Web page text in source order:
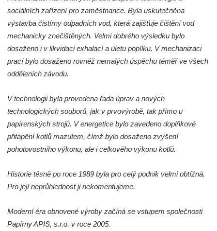
Egermannův dům čp. 100 v Novém Boru
(Pivovar Born)
Bývalá plynárna ve Hřensku
Budova pošty čp. 55 v Novém Boru
Gloriet nad bývalou Střelnicí u České
Torzo střeleckého sloupu pod Jehlou v
České Kamenici
Bývalá Střelnice ve Sládkově ulici v České
Kamenici
České Kamenici
Vila Franze Matzkeho v Máchově ulici v
Bývalý vrchnostenský špitál v České
sociálních zařízení pro zaměstnance. Byla uskutečněna
výstavba čistírny odpadních vod, která zajišťuje čištění vod
mechanicky znečištěných. Velmi dobrého výsledku bylo
dosaženo i v likvidaci exhalací a úletu popílku. V mechanizaci
prací bylo dosaženo rovněž nemalých úspěchu téměř ve všech
odděleních závodu.
V technologii byla provedena řada úprav a nových
technologických souborů, jak v prvovýrobě, tak přímo u
papírenských strojů. V energetice bylo zavedeno doplňkové
přitápění kotlů mazutem, čímž bylo dosaženo zvýšení
pohotovostního výkonu, ale i celkového výkonu kotlů.
Historie těsně po roce 1989 byla pro celý podnik velmi obtížná.
Pro její neprůhlednost ji nekomentujeme.
Moderní éra obnovené výroby začíná se vstupem společnosti
Papírny APIS, s.r.o. v roce 2005.